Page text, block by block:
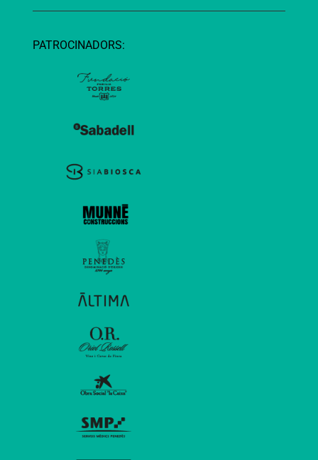
PATROCINADORS: